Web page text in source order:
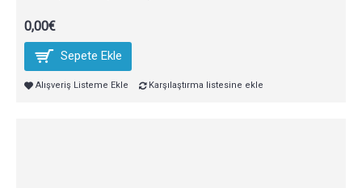
0,00€
Sepete Ekle
Alışveriş Listeme Ekle Karşılaştırma listesine ekle